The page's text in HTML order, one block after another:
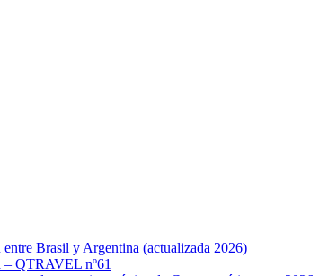
Brasil y Argentina (actualizada 2026)
– QTRAVEL nº61